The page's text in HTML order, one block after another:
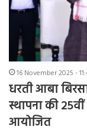
16 November 2025 -
धरती आबा
स्थापना की
आयोजित